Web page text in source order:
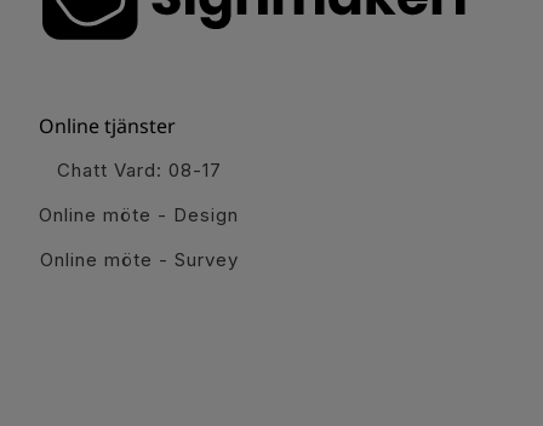
Online tjänster
Chatt Vard: 08-17
Online möte - Design
Online möte - Survey